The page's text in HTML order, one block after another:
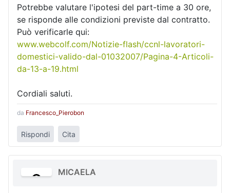
Potrebbe valutare l'ipotesi del part-time a 30 ore,
se risponde alle condizioni previste dal contratto.
Può verificarle qui:
www.webcolf.com/Notizie-flash/ccnl-lavoratori-
domestici-valido-dal-01032007/Pagina-4-Articoli-
da-13-a-19.html
Cordiali saluti.
da Francesco_Pierobon
Rispondi Cita
MICAELA